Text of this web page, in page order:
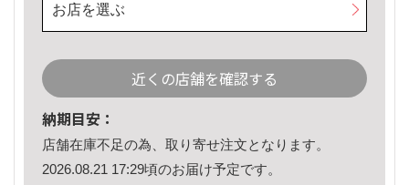
お店を選ぶ
近くの店舗を確認する
納期目安：
店舗在庫不足の為、取り寄せ注文となります。
2026.08.21 17:29頃のお届け予定です。